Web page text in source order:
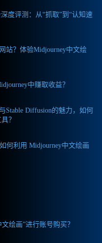
度评测：从“抓取”到“认知速
站？体验Midjourney中文绘
中赚取收益？
Stable Diffusion的魅力，如何
？
何利用 Midjourney中文绘画
绘画”进行账号购买？